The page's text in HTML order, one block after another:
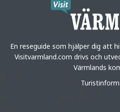
En reseguide som hjälper dig att
Visitvarmland.com drivs och
Värmlands